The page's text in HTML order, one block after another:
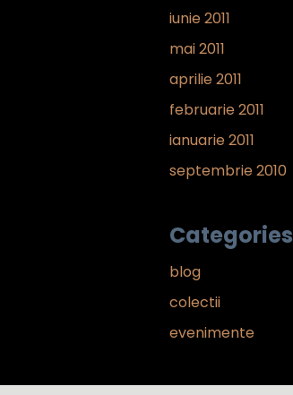
iunie 2011
mai 2011
aprilie 2011
februarie 2011
ianuarie 2011
septembrie 2010
Categories
blog
colectii
evenimente